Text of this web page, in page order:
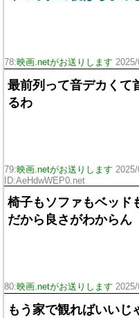
78:映画.netがお送りします
最前列って音デカくて
るわ
79:映画.netがお送りします
ID:AeHdwWEP0.net
椅子もソファもベッド
だから良さがわからん
80:映画.netがお送りします
もう家で観ればいいじ